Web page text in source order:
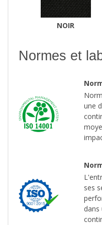
NOIR
Normes et
une
ses